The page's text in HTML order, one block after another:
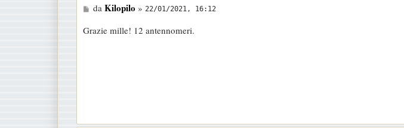
M
s
o
da Kilopilo » 22/01/2021, 16:12
Grazie mille! 12 antennomeri.